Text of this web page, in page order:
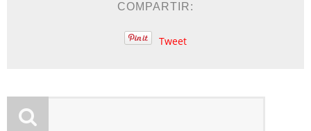
COMPARTIR:
Tweet